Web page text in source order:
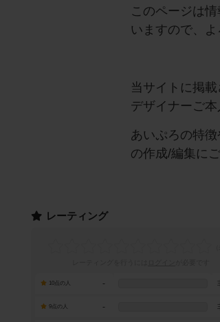
このページは
いますので、
当サイトに掲
デザイナーご
あいぷろの特
の作成/編集に
レーティング
10点の人 -
9点の人 -